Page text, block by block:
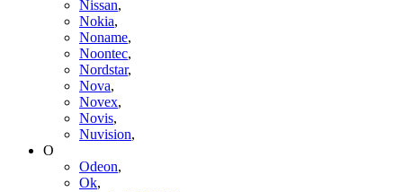
Nissan,
Nokia,
Noname,
Noontec,
Nordstar,
Nova,
Novex,
Novis,
Nuvision,
O
Odeon,
Ok,